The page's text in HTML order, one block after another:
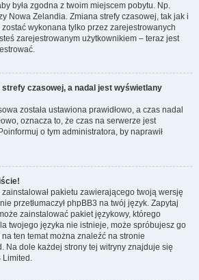
była zgodna z twoim miejscem pobytu. Np.
Nowa Zelandia. Zmiana strefy czasowej, tak jak i
wykonana tylko przez zarejestrowanych
zarejestrowanym użytkownikiem – teraz jest
strefy czasowej, a nadal jest wyświetlany
została ustawiona prawidłowo, a czas nadal
oznacza to, że czas na serwerze jest
o tym administratora, by naprawił
pakietu zawierającego twoją wersję
przetłumaczył phpBB3 na twój język. Zapytaj
zainstalować pakiet językowy, którego
twojego języka nie istnieje, może spróbujesz go
ten temat można znaleźć na stronie
Na dole każdej strony tej witryny znajduje się
Limited.